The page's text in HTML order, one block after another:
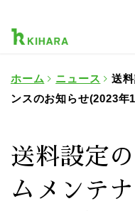
ホーム ニュース
送
ンスのお知らせ(2023年
送料設定
ムメンテ